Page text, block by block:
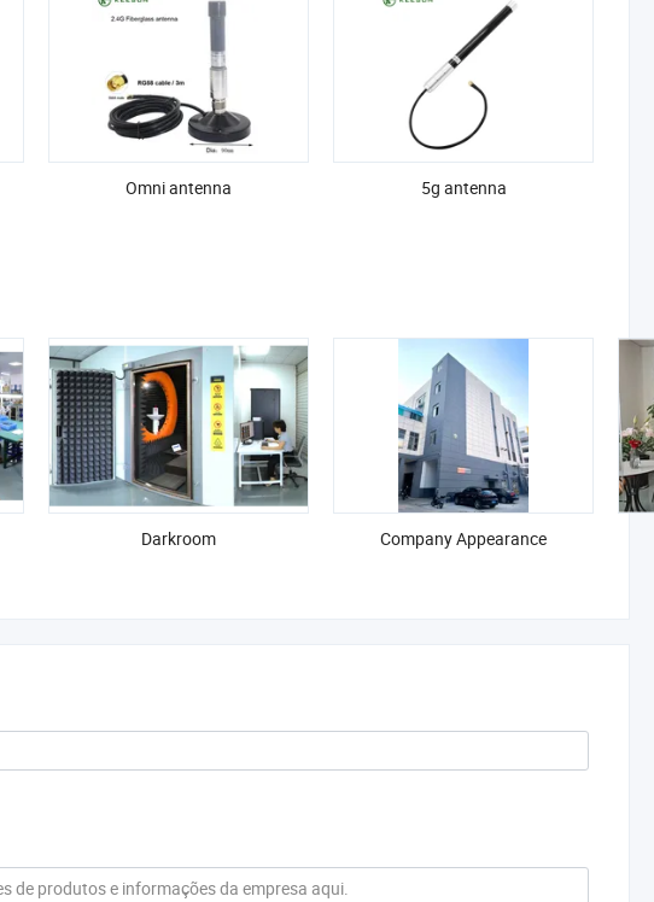
Omni antenna 5g antenna
Darkroom Company Appearance